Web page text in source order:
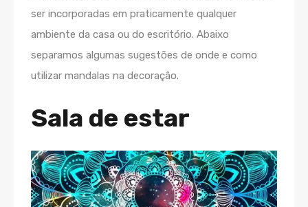
ser incorporadas em praticamente qualquer
ambiente da casa ou do escritório. Abaixo
separamos algumas sugestões de onde e como
utilizar mandalas na decoração.
Sala de estar